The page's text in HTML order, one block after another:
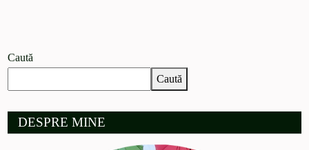
Caută
Caută
DESPRE MINE